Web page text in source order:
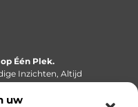
uw
Één Plek.
Inzichten, Altijd